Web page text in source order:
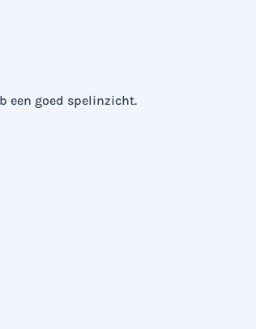
een goed spelinzicht.